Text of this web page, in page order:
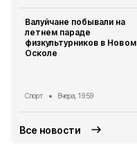
Валуйчане побывали на
летнем параде
физкультурников в Новом
Осколе
Спорт Вчера, 19:59
Все новости